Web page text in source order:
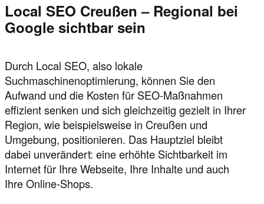
Local SEO Creußen – Regional bei
Google sichtbar sein
Durch Local SEO, also lokale
Suchmaschinenoptimierung, können Sie den
Aufwand und die Kosten für SEO-Maßnahmen
effizient senken und sich gleichzeitig gezielt in Ihrer
Region, wie beispielsweise in Creußen und
Umgebung, positionieren. Das Hauptziel bleibt
dabei unverändert: eine erhöhte Sichtbarkeit im
Internet für Ihre Webseite, Ihre Inhalte und auch
Ihre Online-Shops.